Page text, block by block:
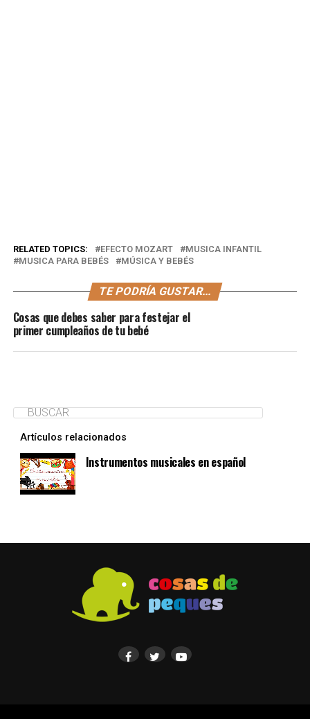
RELATED TOPICS: EFECTO MOZART
MUSICA INFANTIL
MUSICA PARA BEBÉS
MÚSICA Y BEBÉS
TE PODRÍA GUSTAR...
Cosas que debes saber para festejar el
primer cumpleaños de tu bebé
Artículos relacionados
Instrumentos musicales en español